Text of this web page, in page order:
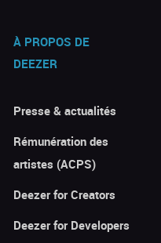
À PROPOS DE
DEEZER
Presse & actualités
Rémunération des
artistes (ACPS)
Deezer for Creators
Deezer for Developers